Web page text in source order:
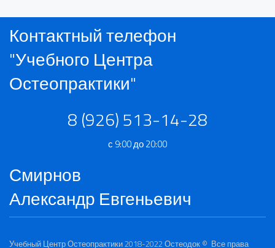
Контактный телефон
"Учебного Центра
Остеопрактики"
8 (926) 513-14-28
с 9:00 до 20:00
Смирнов
Александр Евгеньевич
Учебный Центр Остеопрактики 2018-2022 Остеодок © Все права